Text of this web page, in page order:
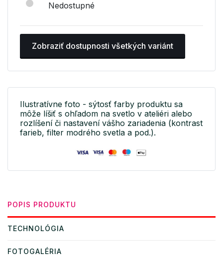
Nedostupné
Zobraziť dostupnosti všetkých variánt
Ilustratívne foto - sýtosť farby produktu sa
môže líšiť s ohľadom na svetlo v ateliéri alebo
rozlíšení či nastavení vášho zariadenia (kontrast
farieb, filter modrého svetla a pod.).
POPIS PRODUKTU
TECHNOLÓGIA
FOTOGALÉRIA